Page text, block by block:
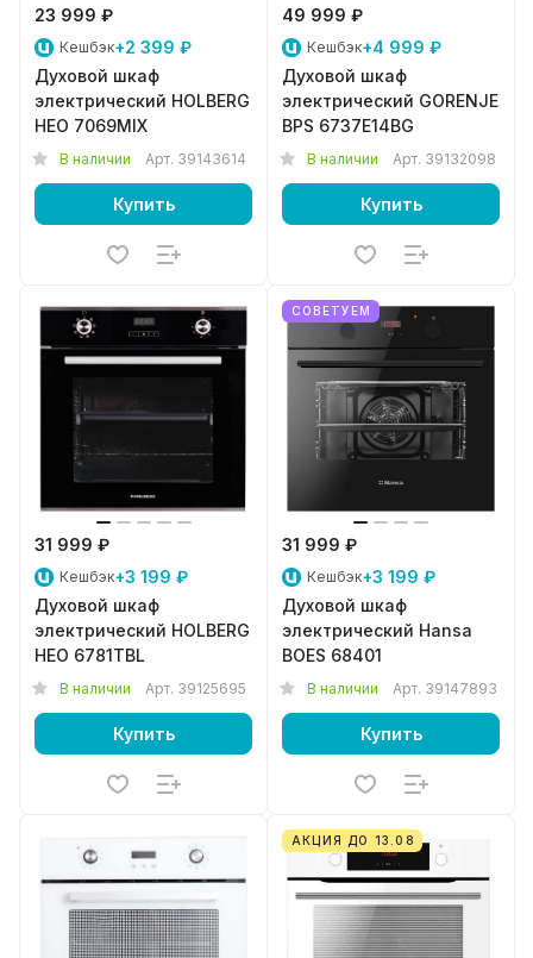
23 999 ₽
Кешбэк+2 399 ₽
Духовой шкаф
электрический HOLBERG
HEO 7069MIX
В наличии Арт. 39143614
Купить
49 999 ₽
Кешбэк+4 999 ₽
Духовой шкаф
электрический GORENJE
BPS 6737E14BG
В наличии Арт. 39132098
Купить
31 999 ₽
Кешбэк+3 199 ₽
Духовой шкаф
электрический HOLBERG
HEO 6781TBL
В наличии Арт. 39125695
Купить
СОВЕТУЕМ
31 999 ₽
Кешбэк+3 199 ₽
Духовой шкаф
электрический Hansa
BOES 68401
В наличии Арт. 39147893
Купить
АКЦИЯ ДО 13.08